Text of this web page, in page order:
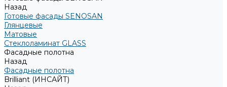
Назад
Готовые фасады SENOSAN
Глянцевые
Матовые
Стеклоламинат GLASS
Фасадные полотна
Назад
Фасадные полотна
Brilliant (ИНСАЙТ)